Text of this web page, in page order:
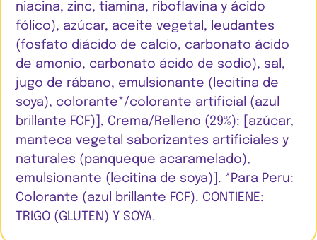
niacina, zinc, tiamina, riboflavina y ácido
fólico), azúcar, aceite vegetal, leudantes
(fosfato diácido de calcio, carbonato ácido
de amonio, carbonato ácido de sodio), sal,
jugo de rábano, emulsionante (lecitina de
soya), colorante*/colorante artificial (azul
brillante FCF)], Crema/Relleno (29%): [azúcar,
manteca vegetal saborizantes artificiales y
naturales (panqueque acaramelado),
emulsionante (lecitina de soya)]. *Para Peru:
Colorante (azul brillante FCF). CONTIENE:
TRIGO (GLUTEN) Y SOYA.